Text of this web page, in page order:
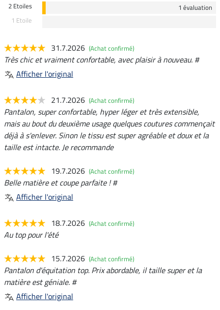
2 Etoiles
1 évaluation
1 Etoile
31.7.2026 (Achat confirmé)
Très chic et vraiment confortable, avec plaisir à nouveau. #
Afficher l'original
21.7.2026 (Achat confirmé)
Pantalon, super confortable, hyper léger et très extensible,
mais au bout du deuxième usage quelques coutures commençait
déjà à s'enlever. Sinon le tissu est super agréable et doux et la
taille est intacte. Je recommande
19.7.2026 (Achat confirmé)
Belle matière et coupe parfaite ! #
Afficher l'original
18.7.2026 (Achat confirmé)
Au top pour l'été
15.7.2026 (Achat confirmé)
Pantalon d'équitation top. Prix abordable, il taille super et la
matière est géniale. #
Afficher l'original